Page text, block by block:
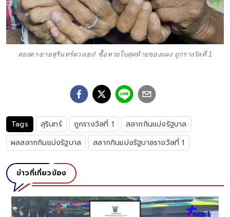
สองตา-ยายสุรินทร์ดวงเฮง! ซื้อหวยใบสุดท้ายของแผง ถูกรางวัลที่ 1
Tags สุรินทร์ ถูกรางวัลที่ 1
สลากกินแบ่งรัฐบาล
ผลสลากกินแบ่งรัฐบาล
สลากกินแบ่งรัฐบาลรางวัลที่ 1
ข่าวที่เกี่ยวข้อง